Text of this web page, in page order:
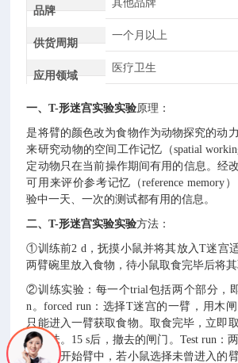
品牌
供货周期
一个月以上
应用领域
医疗卫生
一、T-形迷宫实验实验原理：
是将臂的颜色改为食物作为动物探究的动
来研究动物的空间工作记忆（spatial
定动物只在当前操作期间有用的信息。经
可用来评价参考记忆（reference memory
验中一天、一次的测试都有用的信息。
二、T-形迷宫实验实验方法：
①训练前2 d，抚摸小鼠并将其放入T迷宫
两臂碗里放入食物，待小鼠取食完毕后将其
②训练实验：每一个trial包括两个部分，
n。forced run：选择T迷宫的一臂，用木
只能进入一臂获取食物。取食完毕，立即
除气味。15 s后，撤去的闸门。Test run：
鼠放入开始臂中，若小鼠选择未曾进入的